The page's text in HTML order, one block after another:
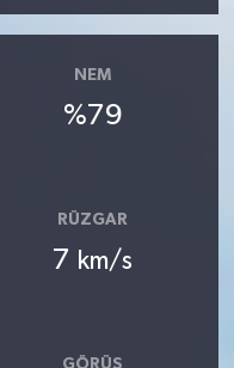
NEM
%79
RÜZGAR
7 km/s
GÖRÜŞ